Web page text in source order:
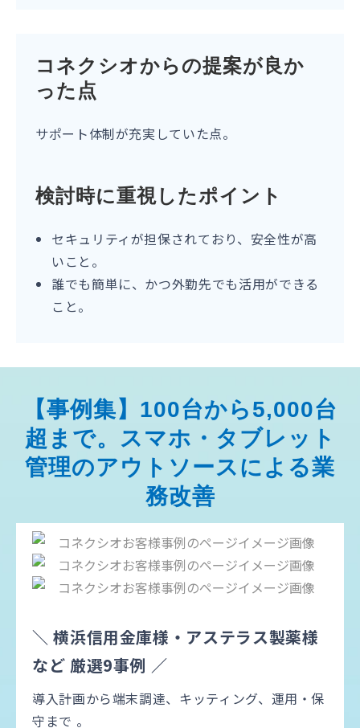
コネクシオからの提案が良か
った点
サポート体制が充実していた点。​
検討時に重視したポイント
セキュリティが担保されており、安全性が高
いこと。
誰でも簡単に、かつ外勤先でも活用ができる
こと。
【事例集】100台から5,000台
超まで。スマホ・タブレット
管理のアウトソースによる業
務改善
＼ 横浜信用金庫様・アステラス製薬様
など 厳選9事例 ／
導入計画から端末調達、キッティング、運用・保
守まで 。